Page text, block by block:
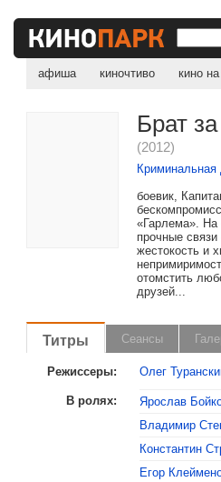
афиша киночтиво кино
Брат
(2012)
боевик,
«Гарлема».
прочные
жестокость и
отомстить
друзей...
Титры Сеансы
Режиссеры: Олег
В ролях: Ярослав
Владимир
Константин
Егор